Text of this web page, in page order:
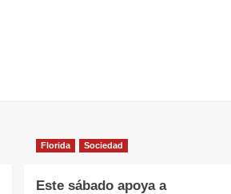
Florida Sociedad
Este sábado apoya a